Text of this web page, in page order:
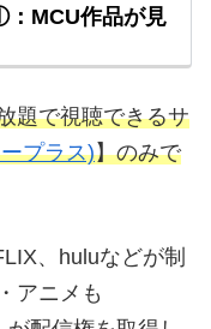
MCU作品が見
題で視聴できるサ
プラス)】のみで
、huluなどが制
アニメも